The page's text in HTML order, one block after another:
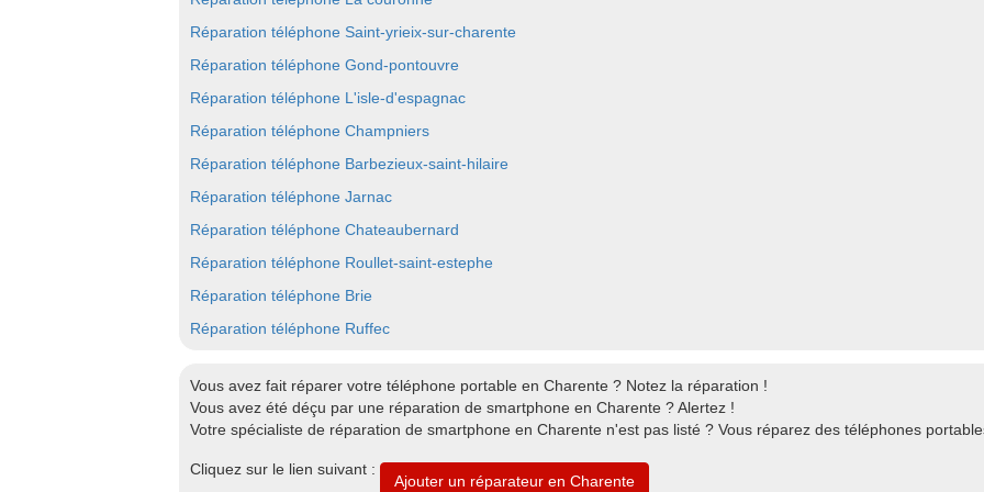
Réparation téléphone Saint-yrieix-sur-charente
Réparation téléphone Gond-pontouvre
Réparation téléphone L'isle-d'espagnac
Réparation téléphone Champniers
Réparation téléphone Barbezieux-saint-hilaire
Réparation téléphone Jarnac
Réparation téléphone Chateaubernard
Réparation téléphone Roullet-saint-estephe
Réparation téléphone Brie
Réparation téléphone Ruffec
Vous avez fait réparer votre téléphone portable en Charente ? Notez la réparation !
Vous avez été déçu par une réparation de smartphone en Charente ? Alertez !
Votre spécialiste de réparation de smartphone en Charente n'est pas listé ? Vous réparez des téléphones
Cliquez sur le lien suivant :
Ajouter un réparateur en Charente